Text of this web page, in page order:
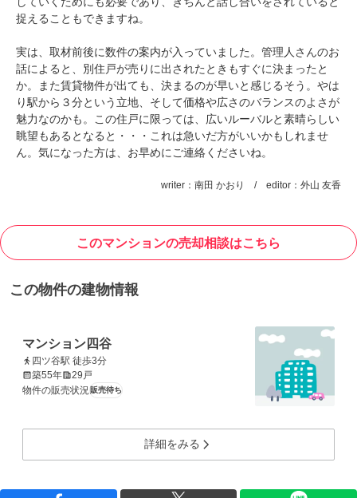
捉えることもできますね。
実は、取材前後に数件の案内が入っていました。管理人さんのお
話によると、別住戸が売りに出されたときもすぐに決まったと
か。また賃貸物件が出ても、決まるのが早いと感じるそう。やは
り駅から３分という立地、そして価格や広さのバランスのよさが
魅力なのかも。この住戸に限っては、広いルーバルと素晴らしい
眺望もあるとなると・・・これは急いだ方がいいかもしれませ
ん。気になった方は、お早めにご連絡くださいね。
writer：南田 かおり / editor：外山 友香
このマンションの売却相談はこちら
この物件の建物情報
マンション四谷
四ツ谷駅 徒歩3分
築55年
29戸
物件の販売状況 販売待ち
詳細をみる